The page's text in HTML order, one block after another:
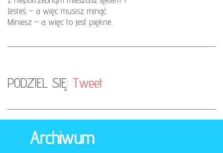
Jesteś – a więc musisz minąć.
Miniesz – a więc to jest piękne.
PODZIEL SIĘ: Tweet
Archiwum